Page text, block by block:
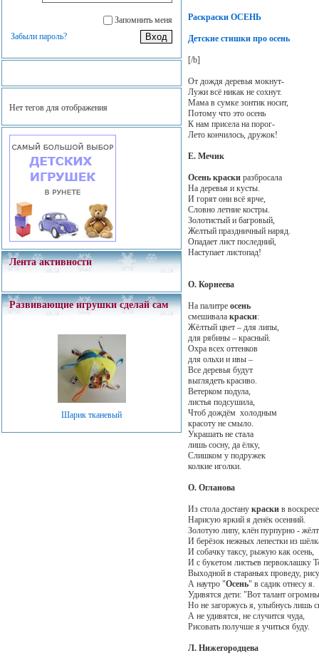
Запомнить меня
Забыли пароль?
Нет тегов для отображения
Лента активности
Развивающие игрушки сделай сам
Шарик тканевый
Раскраски ОСЕНЬ
Детские стишки про осень
[/b]
От дождя деревья мокнут-
Лужи всё никак не сохнут.
Мама в сумке зонтик носит,
Потому что это осень
К нам присела на порог-
Лето кончилось, дружок!
Е. Мечик
Осень краскиразбросала
На деревья и кусты.
И горят они всё ярче,
Словно летние костры.
Золотистый и багровый,
Желтый праздничный наряд.
Опадает лист последний,
Наступает листопад!
О. Корнеева
На палитре осень
смешивала краски:
Жёлтый цвет – для липы,
для рябины – красный.
Охра всех оттенков
для ольхи и ивы –
Все деревья будут
выглядеть красиво.
Ветерком подула,
листья подсушила,
Чтоб дождём холодным
красоту не смыло.
Украшать не стала
лишь сосну, да ёлку,
Слишком у подружек
колкие иголки.
О. Огланова
Из стола достану краскив
Нарисую яркий я денёк осенний.
Золотую липу, клён пурпурно -
И берёзок нежных лепестки из
И собачку таксу, рыжую как осень,
И c букетом листьев первоклашку
Выходной в стараньях проведу,
А наутро "Осень" в садик отнесу я.
Удивятся дети: "Вот талант
Но не загоржусь я, улыбнусь лишь
А не удивятся, не случится чуда,
Рисовать получше я учиться буду.
Л. Нижегородцева